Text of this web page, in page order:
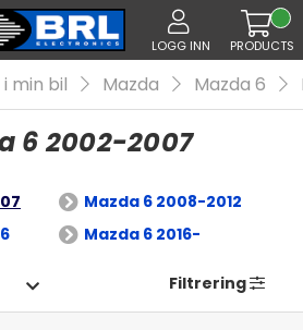
LOGG INN PRODUCTS
min bil Mazda Mazda 6
6 2002-2007
Mazda 6 2008-2012
Mazda 6 2016-
Filtrering